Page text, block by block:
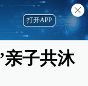
亲子共沐
打开APP